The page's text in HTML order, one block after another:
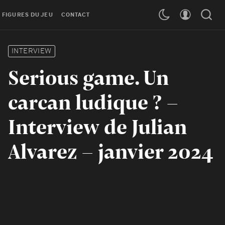
FIGURES DU JEU CONTACT
INTERVIEW
Serious game. Un
carcan ludique ? -
Interview de Julian
Alvarez - janvier 2024